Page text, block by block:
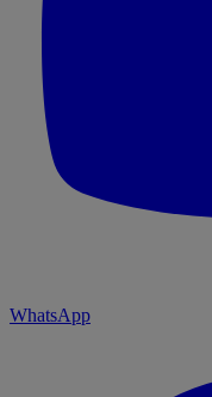
WhatsApp